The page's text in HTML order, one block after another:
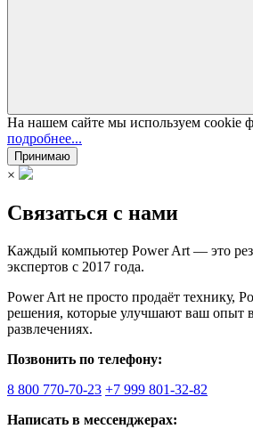
На нашем сайте мы используем cookie
подробнее...
Принимаю
×
Связаться с нами
Каждый компьютер Power Art — это
экспертов с 2017 года.
Power Art не просто продаёт технику,
решения, которые улучшают ваш опыт
развлечениях.
Позвонить по телефону:
8 800 770-70-23 +7 999 801-32-82
Написать в мессенджерах: